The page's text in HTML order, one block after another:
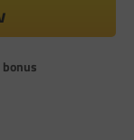
bonus